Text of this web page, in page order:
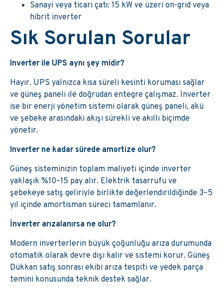
Sanayi veya ticari çatı: 15 kW ve üzeri on-grid veya
hibrit inverter
Sık Sorulan Sorular
Inverter ile UPS aynı şey midir?
Hayır. UPS yalnızca kısa süreli kesinti koruması sağlar
ve güneş paneli ile doğrudan entegre çalışmaz. İnverter
ise bir enerji yönetim sistemi olarak güneş paneli, akü
ve şebeke arasındaki akışı sürekli ve akıllı biçimde
yönetir.
Inverter ne kadar sürede amortize olur?
Güneş sisteminizin toplam maliyeti içinde inverter
yaklaşık %10–15 pay alır. Elektrik tasarrufu ve
şebekeye satış geliriyle birlikte değerlendirildiğinde 3–5
yıl içinde amortisman süreci tamamlanır.
İnverter arızalanırsa ne olur?
Modern inverterlerin büyük çoğunluğu arıza durumunda
otomatik olarak devre dışı kalır ve sistemi korur. Güneş
Dükkan satış sonrası ekibi arıza tespiti ve yedek parça
temini konusunda teknik destek sağlar.